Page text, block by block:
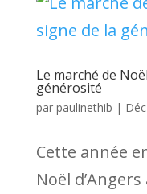
Le marché de
générosité
par paulinethib |
Cette année
Noël